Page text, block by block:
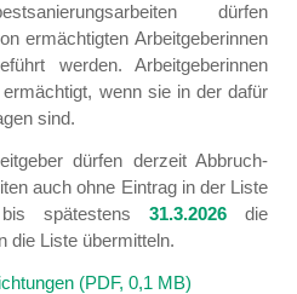
dürfen
ermächtigten Arbeitgeberinnen
werden. Arbeitgeberinnen
wenn sie in der dafür
sind.
dürfen derzeit Abbruch-
auch ohne Eintrag in der Liste
bis spätestens31.3.2026 die
die Liste übermitteln.
(PDF, 0,1 MB)